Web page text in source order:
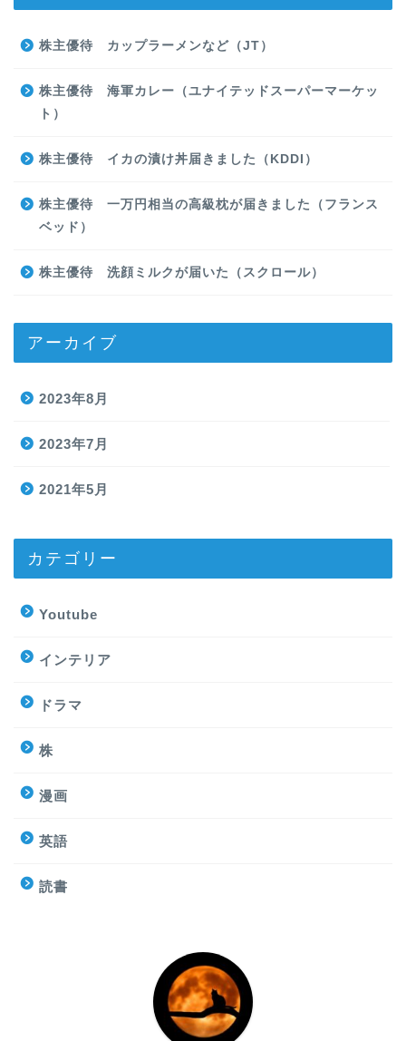
株主優待 カップラーメンなど（JT）
株主優待 海軍カレー（ユナイテッドスーパーマーケッ
ト）
株主優待 イカの漬け丼届きました（KDDI）
株主優待 一万円相当の高級枕が届きました（フランス
ベッド）
株主優待 洗顔ミルクが届いた（スクロール）
アーカイブ
2023年8月
2023年7月
2021年5月
カテゴリー
Youtube
インテリア
ドラマ
株
漫画
英語
読書